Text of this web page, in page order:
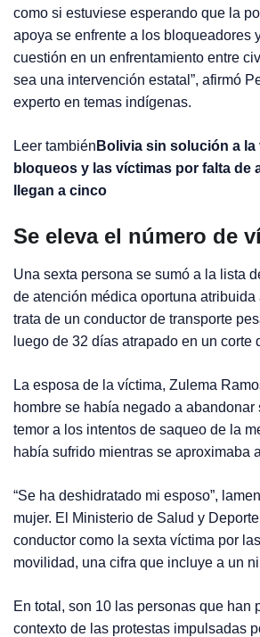
como si estuviese esperando que la
apoya se enfrente a los bloqueadores
cuestión en un enfrentamiento entre
sea una intervención estatal”, afirmó
experto en temas indígenas.
Leer también Bolivia sin solución a la
bloqueos y las víctimas por falta de
llegan a cinco
Se eleva el número de
Una sexta persona se sumó a la lista
de atención médica oportuna
trata de un conductor de transporte
luego de 32 días atrapado en un corte
La esposa de la víctima, Zulema
hombre se había negado a abandonar
temor a los intentos de saqueo de la
había sufrido mientras se aproximaba
“Se ha deshidratado mi esposo”,
mujer. El Ministerio de Salud y
conductor como la sexta víctima por
movilidad, una cifra que incluye a un
En total, son 10 las personas que han
contexto de las protestas impulsadas